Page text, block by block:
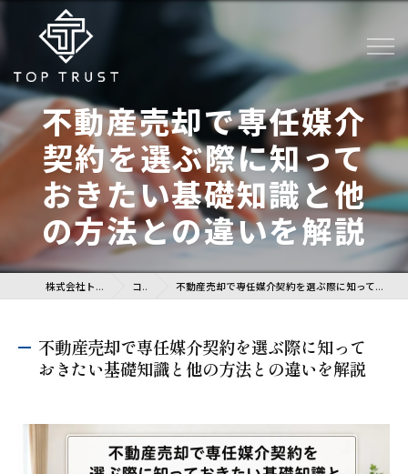
不動産売却で専任媒介
契約を選ぶ際に知って
おきたい基礎知識と他
の方法との違いを解説
株式会社トップトラスト コラム 不動産売却で専任媒介契約を選ぶ際に知っておきたい基礎知識と他の方法との違いを解説
不動産売却で専任媒介契約を選ぶ際に知って
おきたい基礎知識と他の方法との違いを解説